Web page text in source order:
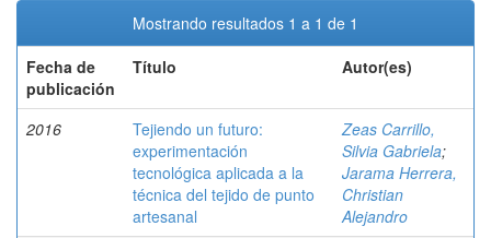
Mostrando resultados 1 a 1 de 1
Fecha de
publicación
Título Autor(es)
2016
Tejiendo un futuro:
experimentación
tecnológica aplicada a la
técnica del tejido de punto
artesanal
Zeas Carrillo,
Silvia Gabriela;
Jarama Herrera,
Christian
Alejandro